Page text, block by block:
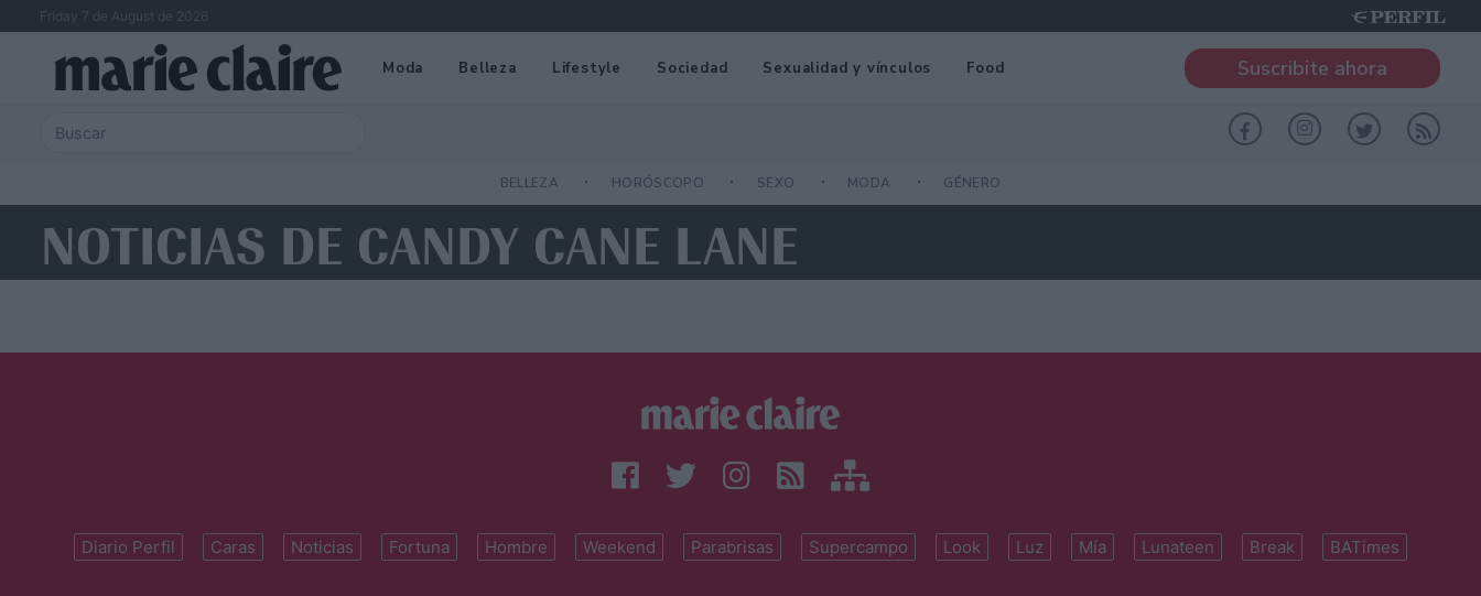
Friday 7 de August de 2026
Moda Belleza Lifestyle Sociedad Sexualidad y vínculos Food Suscribite ahora
BELLEZA HORÓSCOPO SEXO MODA GÉNERO
NOTICIAS DE CANDY CANE LANE
Diario Perfil Caras Noticias Fortuna Hombre Weekend Parabrisas Supercampo Look Luz Mía Lunateen Break BATimes